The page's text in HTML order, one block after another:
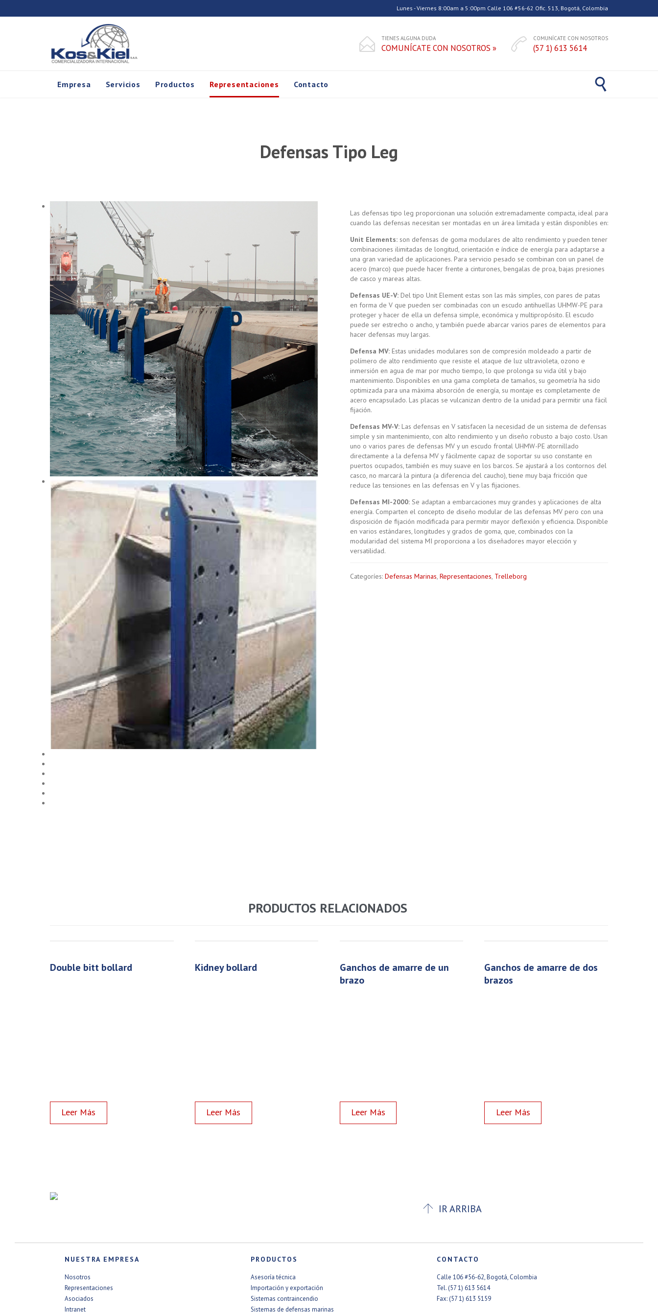
Lunes - Viernes 8:00am a 5:00pm Calle 106 #56-62 Ofic. 513, Bogotá, Colombia
 TIENES ALGUNA DUDA
COMUNÍCATE CON NOSOTROS »  COMUNÍCATE CON NOSOTROS
(57 1) 613 5614
to
Empresa Servicios Productos Representaciones Contacto 
Defensas Tipo Leg
Las defensas tipo leg proporcionan una solución extremadamente compacta, ideal para
cuando las defensas necesitan ser montadas en un área limitada y están disponibles en:
Unit Elements:son defensas de goma modulares de alto rendimiento y pueden tener
combinaciones ilimitadas de longitud, orientación e índice de energía para adaptarse a
una gran variedad de aplicaciones. Para servicio pesado se combinan con un panel de
acero (marco) que puede hacer frente a cinturones, bengalas de proa, bajas presiones
de casco y mareas altas.
Defensas UE-V:Del tipo Unit Element estas son las más simples, con pares de patas
en forma de V que pueden ser combinadas con un escudo antihuellas UHMW-PE para
proteger y hacer de ella un defensa simple, económica y multipropósito. El escudo
puede ser estrecho o ancho, y también puede abarcar varios pares de elementos para
hacer defensas muy largas.
Defensa MV:Estas unidades modulares son de compresión moldeado a partir de
polímero de alto rendimiento que resiste el ataque de luz ultravioleta, ozono e
inmersión en agua de mar por mucho tiempo, lo que prolonga su vida útil y bajo
mantenimiento. Disponibles en una gama completa de tamaños, su geometría ha sido
optimizada para una máxima absorción de energía, su montaje es completamente de
acero encapsulado. Las placas se vulcanizan dentro de la unidad para permitir una fácil
fijación.
Defensas MV-V:Las defensas en V satisfacen la necesidad de un sistema de defensas
simple y sin mantenimiento, con alto rendimiento y un diseño robusto a bajo costo. Usan
uno o varios pares de defensas MV y un escudo frontal UHMW-PE atornillado
directamente a la defensa MV y fácilmente capaz de soportar su uso constante en
puertos ocupados, también es muy suave en los barcos. Se ajustará a los contornos del
casco, no marcará la pintura (a diferencia del caucho), tiene muy baja fricción que
reduce las tensiones en las defensas en V y las fijaciones.
Defensas MI-2000:Se adaptan a embarcaciones muy grandes y aplicaciones de alta
energía. Comparten el concepto de diseño modular de las defensas MV pero con una
disposición de fijación modificada para permitir mayor deflexión y eficiencia. Disponible
en varios estándares, longitudes y grados de goma, que, combinados con la
modularidad del sistema MI proporciona a los diseñadores mayor elección y
versatilidad.
Categoríes: Defensas Marinas, Representaciones, Trelleborg
PRODUCTOS RELACIONADOS
double bitt bollard kidney bollard
ganchos de amarre de un
brazo
ganchos de amarre de dos
brazos
 IR ARRIBA
NUESTRA EMPRESA
Nosotros
Representaciones
Asociados
Intranet
PRODUCTOS
Asesoría técnica
Importación y exportación
Sistemas contraincendio
Sistemas de defensas marinas
CONTACTO
Calle 106 #56-62, Bogotá, Colombia
Tel. (57 1) 613 5614
Fax: (57 1) 613 5159